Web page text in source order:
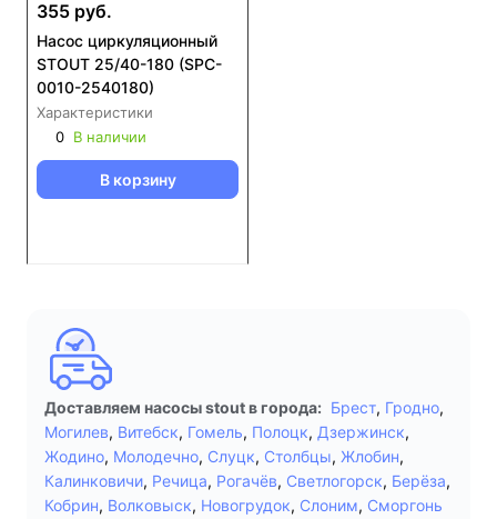
355 руб.
Насос циркуляционный
STOUT 25/40-180 (SPC-
0010-2540180)
Характеристики
0 В наличии
В корзину
Доставляем насосы stout в города: Брест, Гродно,
Могилев, Витебск, Гомель, Полоцк, Дзержинск,
Жодино, Молодечно, Слуцк, Столбцы, Жлобин,
Калинковичи, Речица, Рогачёв, Светлогорск, Берёза,
Кобрин, Волковыск, Новогрудок, Слоним, Сморгонь